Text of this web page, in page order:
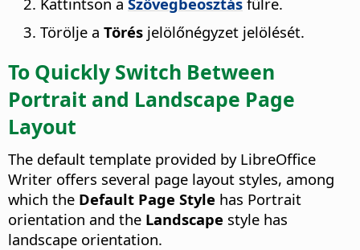
Törölje a Törés jelölőnégyzet jelölését.
To Quickly Switch Between
Portrait and Landscape Page
Layout
The default template provided by LibreOffice
Writer offers several page layout styles, among
which the Default Page Style has Portrait
orientation and the Landscape style has
landscape orientation.